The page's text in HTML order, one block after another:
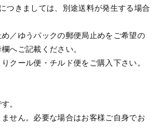
つきましては、別途送料が発生する場合
め／ゆうパックの郵便局止めをご希望の
へご記載ください。
クール便・チルド便をご購入下さい。
。
せん。必要な場合はお客様ご自身でお